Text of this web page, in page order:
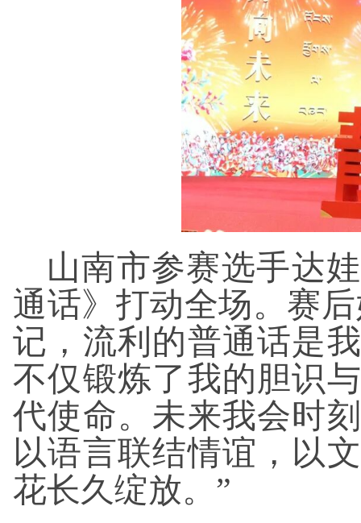
山南市参赛选手达
通话》打动全场。赛
记，流利的普通话是
不仅锻炼了我的胆识
代使命。未来我会时
以语言联结情谊，以
花长久绽放。”